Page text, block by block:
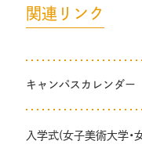
関連リンク
キャンパスカレンダー
入学式(女子美術大学